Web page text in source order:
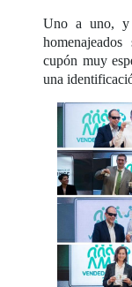
Uno a uno, y
cupón muy
una